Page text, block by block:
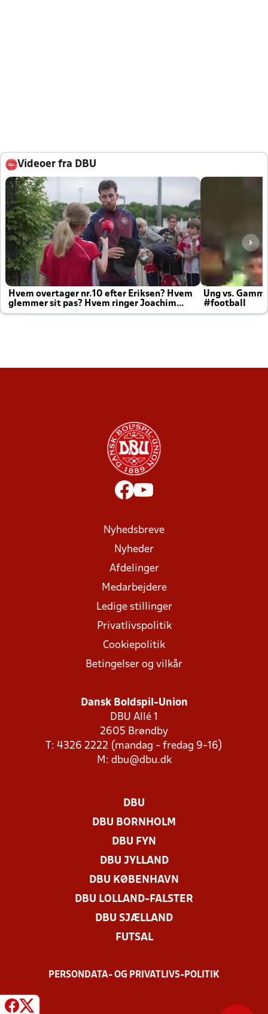
Videoer fra DBU
Hvem overtager nr.10 efter Eriksen? Hvem
glemmer sit pas? Hvem ringer Joachim
altid til efter kampe?
Ung vs.
#football
Nyhedsbreve
Nyheder
Afdelinger
Medarbejdere
Ledige stillinger
Privatlivspolitik
Cookiepolitik
Betingelser og vilkår
Dansk Boldspil-Union
DBU Allé 1
2605 Brøndby
T: 4326 2222 (mandag - fredag 9-16)
M: dbu@dbu.dk
DBU
DBU BORNHOLM
DBU FYN
DBU JYLLAND
DBU KØBENHAVN
DBU LOLLAND-FALSTER
DBU SJÆLLAND
FUTSAL
PERSONDATA- OG PRIVATLIVS-POLITIK